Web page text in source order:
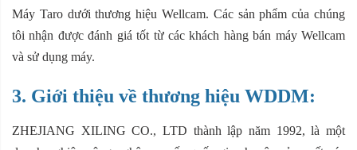
Máy Taro dưới thương hiệu Wellcam. Các sản phẩm của chúng
tôi nhận được đánh giá tốt từ các khách hàng bán máy Wellcam
và sử dụng máy.
3. Giới thiệu về thương hiệu WDDM:
ZHEJIANG XILING CO., LTD thành lập năm 1992, là một